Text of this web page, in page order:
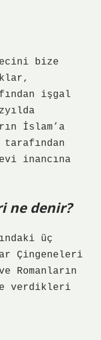
bize
işgal
İslam’a
inancına
ne denir?
üç
Çingeneleri
Romanların
verdikleri